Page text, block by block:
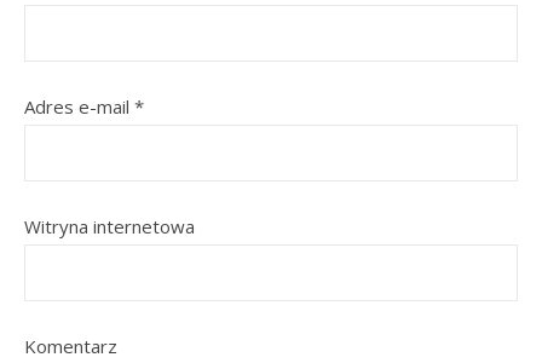
Adres e-mail *
Witryna internetowa
Komentarz